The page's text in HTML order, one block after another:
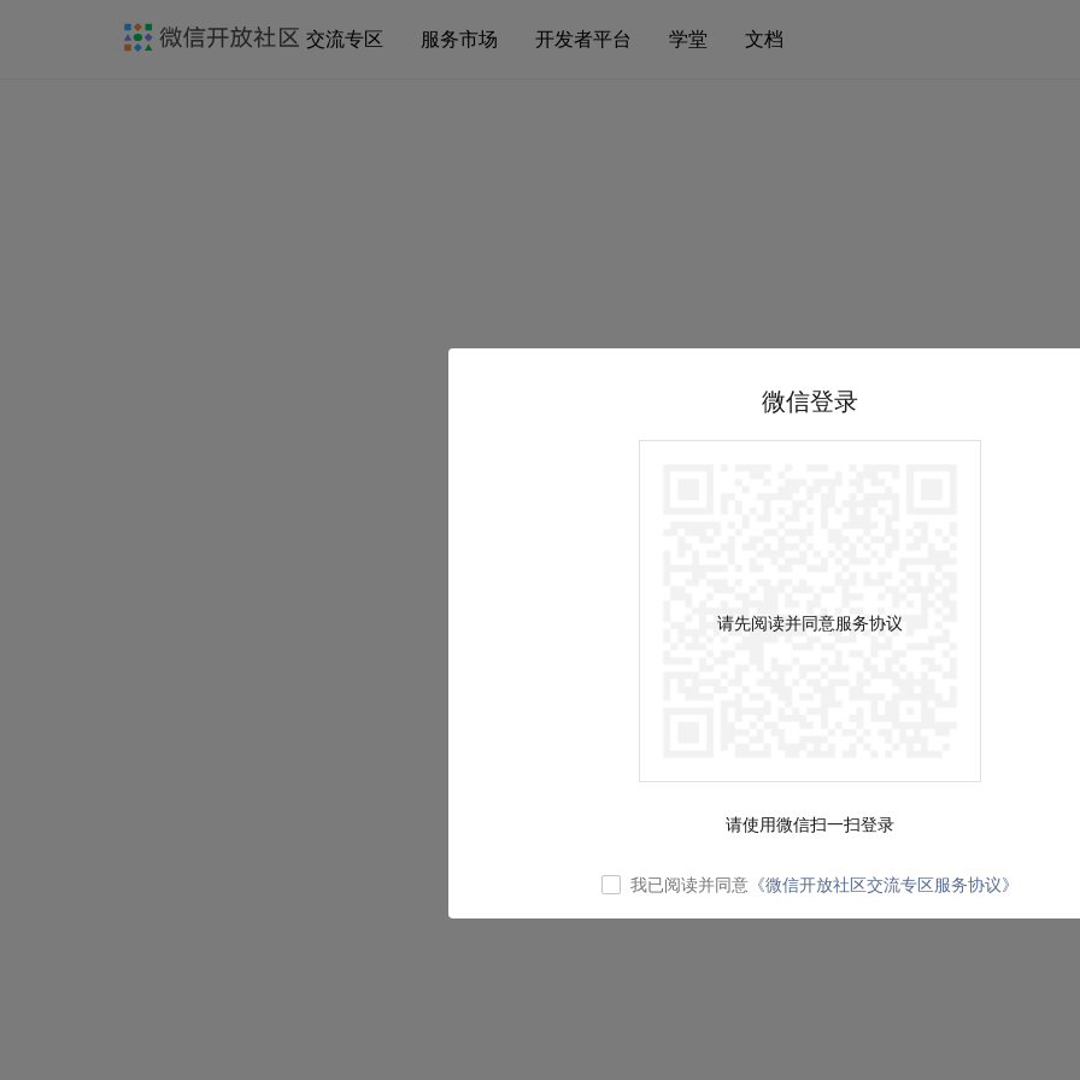
交流专区 服务市场 开发者平台 学堂 文档
微信登录
请先阅读并同意服务协议
请使用微信扫一扫登录
我已阅读并同意 《微信开放社区交流专区服务协议》